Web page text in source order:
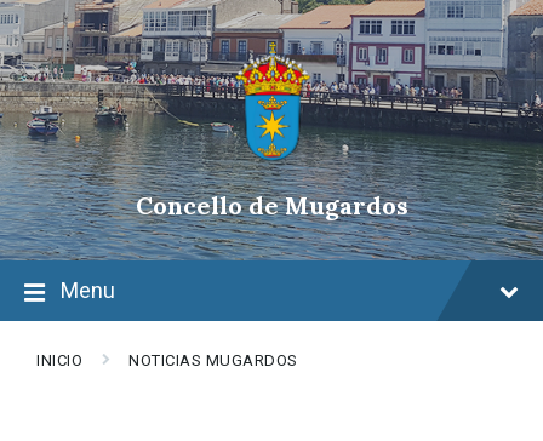
Skip
to
content
Skip
to
main
navigation
Skip
to
footer
Concello de Mugardos
Menu
INICIO NOTICIAS MUGARDOS